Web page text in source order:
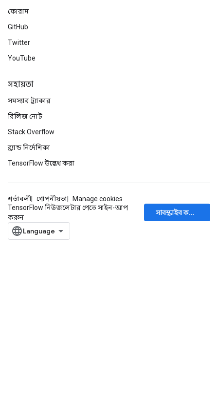
ফোরাম
GitHub
Twitter
YouTube
সহায়তা
সমস্যার ট্র্যাকার
রিলিজ নোট
Stack Overflow
ব্র্যান্ড নির্দেশিকা
TensorFlow উল্লেখ করা
শর্তাবলী গোপনীয়তা
Manage cookies
TensorFlow নিউজলেটার পেতে সাইন-আপ
করুন
সাবস্ক্রাইব করুন